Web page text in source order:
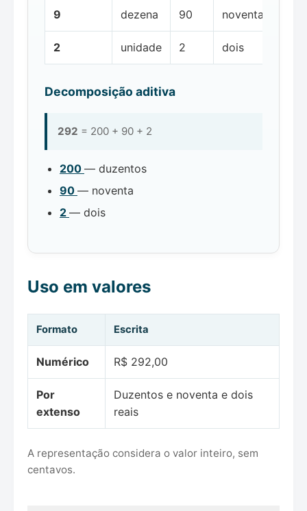
9 dezena 90 noventa
2 unidade 2 dois
Decomposição aditiva
292 = 200 + 90 + 2
200 — duzentos
90 — noventa
2 — dois
Uso em valores
Formato Escrita
Numérico R$ 292,00
Por
extenso
Duzentos e noventa e dois
reais
A representação considera o valor inteiro, sem
centavos.